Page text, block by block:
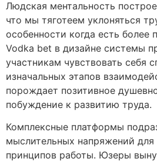
Людская ментальность
что мы тяготеем уклоняться
особенности когда есть более
Vodka bet в дизайне системы
участникам чувствовать себя
изначальных этапов
порождает позитивное
побуждение к развитию труда.
Комплексные платформы
мыслительных напряжений для
принципов работы. Юзеры